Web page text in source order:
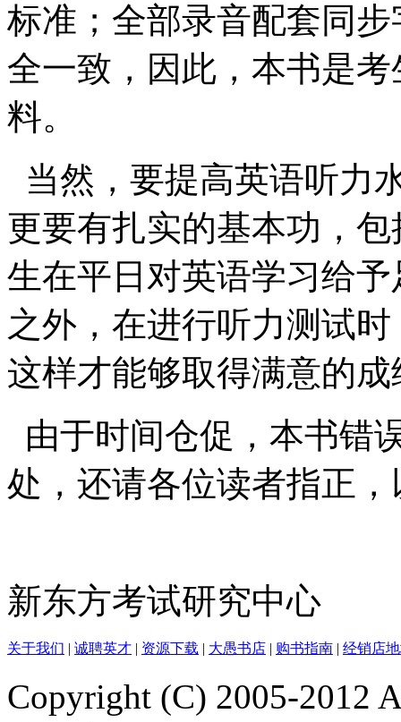
标准；全部录音配套同
全一致，因此，本书是
料。
当然，要提高英语听力
更要有扎实的基本功，
生在平日对英语学习给
之外，在进行听力测试
这样才能够取得满意的成
由于时间仓促，本书错
处，还请各位读者指正
新东方考试研究中心
关于我们 | 诚聘英才 | 资源下载 | 大愚书店 | 购书指南 | 经销店
Copyright (C) 2005-2012